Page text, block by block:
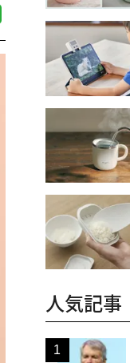
人気記事